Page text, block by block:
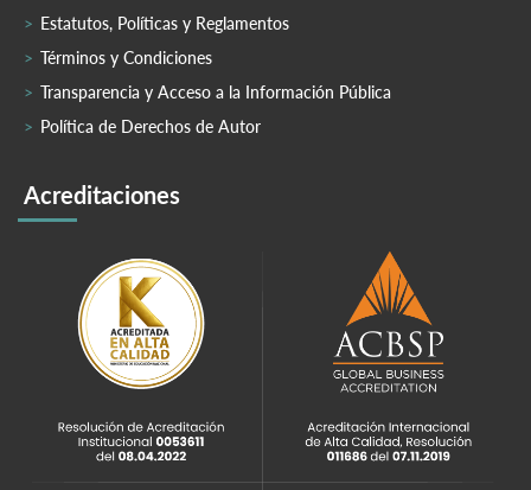
Estatutos, Políticas y Reglamentos
Términos y Condiciones
Transparencia y Acceso a la Información Pública
Política de Derechos de Autor
Acreditaciones